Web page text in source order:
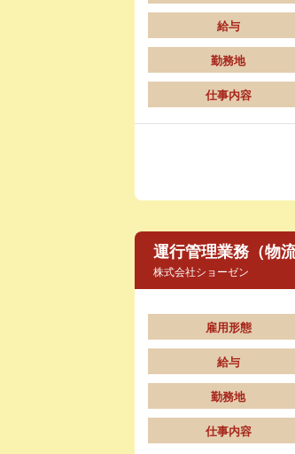
給与
勤務地
仕事内容
運行管理業務（物
株式会社ショーゼン
雇用形態
給与
勤務地
仕事内容